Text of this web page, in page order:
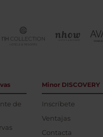
de
Minor DISCOVERY
Inscríbete
Ventajas
Contacta